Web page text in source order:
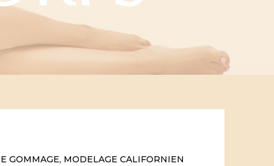
GOMMAGE, MODELAGE CALIFORNIEN